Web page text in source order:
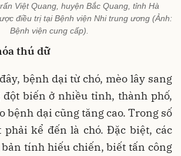
Việt Quang, huyện Bắc Quang, tỉnh Hà
điều trị tại Bệnh viện Nhi trung ương (Ảnh:
Bệnh viện cung cấp).
thú dữ
bệnh dại từ chó, mèo lây sang
đột biến ở nhiều tỉnh, thành phố,
bệnh dại cũng tăng cao. Trong số
phải kể đến là chó. Đặc biệt, các
bản tính hiếu chiến, biết tấn công